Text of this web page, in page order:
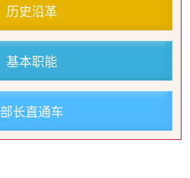
历史沿革
基本职能
部长直通车